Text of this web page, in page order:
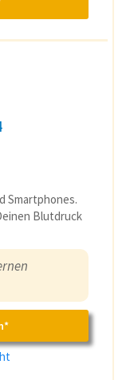
Smartphones.
Blutdruck